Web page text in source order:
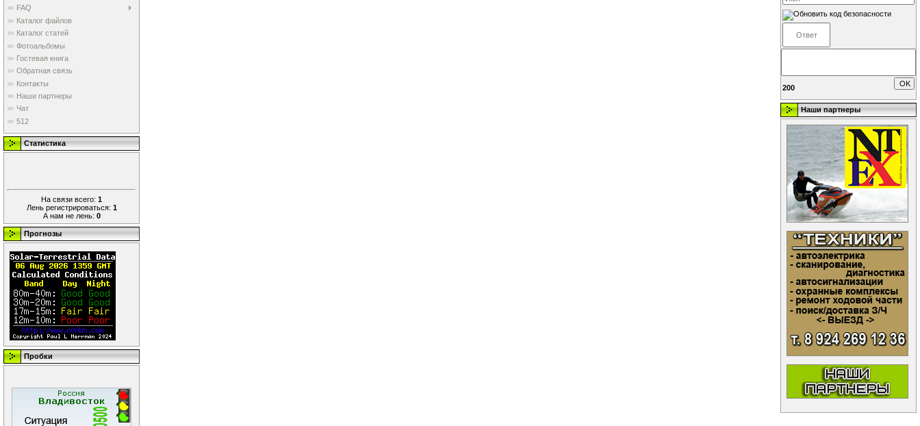
FAQ
Каталог файлов
Каталог статей
Фотоальбомы
Гостевая книга
Обратная связь
Контакты
Наши партнеры
Чат
512
Статистика
На связи всего: 1
Лень регистрироваться: 1
А нам не лень: 0
Прогнозы
Пробки
200
Наши партнеры